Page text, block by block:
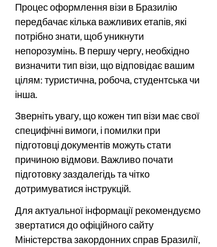
Процес оформлення візи в Бразилію
передбачає кілька важливих етапів, які
потрібно знати, щоб уникнути
непорозумінь. В першу чергу, необхідно
визначити тип візи, що відповідає вашим
цілям: туристична, робоча, студентська чи
інша.
Зверніть увагу, що кожен тип візи має свої
специфічні вимоги, і помилки при
підготовці документів можуть стати
причиною відмови. Важливо почати
підготовку заздалегідь та чітко
дотримуватися інструкцій.
Для актуальної інформації рекомендуємо
звертатися доофіційного сайту
Міністерства закордонних справ Бразилії